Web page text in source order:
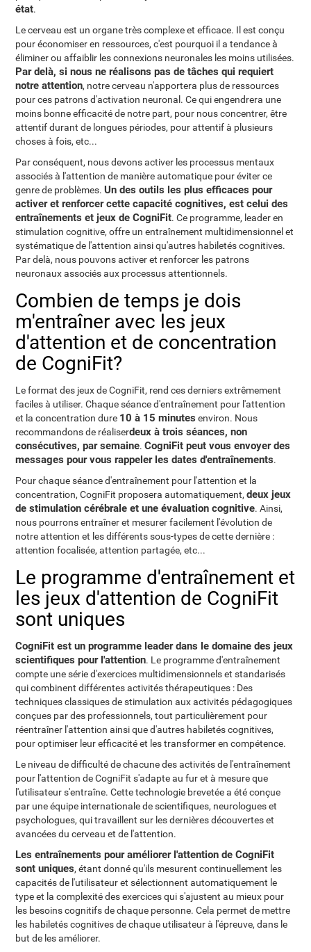
état.
Le cerveau est un organe très complexe et efficace. Il est conçu
pour économiser en ressources, c'est pourquoi il a tendance à
éliminer ou affaiblir les connexions neuronales les moins utilisées.
Par delà, si nous ne réalisons pas de tâches qui requiert
notre attention, notre cerveau n'apportera plus de ressources
pour ces patrons d'activation neuronal. Ce qui engendrera une
moins bonne efficacité de notre part, pour nous concentrer, être
attentif durant de longues périodes, pour attentif à plusieurs
choses à fois, etc...
Par conséquent, nous devons activer les processus mentaux
associés à l'attention de manière automatique pour éviter ce
genre de problèmes.Un des outils les plus efficaces pour
activer et renforcer cette capacité cognitives, est celui des
entraînements et jeux de CogniFit. Ce programme, leader en
stimulation cognitive, offre un entraînement multidimensionnel et
systématique de l'attention ainsi qu'autres habiletés cognitives.
Par delà, nous pouvons activer et renforcer les patrons
neuronaux associés aux processus attentionnels.
Combien de temps je dois
m'entraîner avec les jeux
d'attention et de concentration
de CogniFit?
Le format des jeux de CogniFit, rend ces derniers extrêmement
faciles à utiliser. Chaque séance d'entraînement pour l'attention
et la concentration dure 10 à 15 minutes environ. Nous
recommandons de réaliserdeux à trois séances, non
consécutives, par semaine.CogniFit peut vous envoyer des
messages pour vous rappeler les dates d'entraînements.
Pour chaque séance d'entraînement pour l'attention et la
concentration, CogniFit proposera automatiquement,deux jeux
de stimulation cérébrale et une évaluation cognitive. Ainsi,
nous pourrons entraîner et mesurer facilement l'évolution de
notre attention et les différents sous-types de cette dernière :
attention focalisée, attention partagée, etc...
Le programme d'entraînement et
les jeux d'attention de CogniFit
sont uniques
CogniFit est un programme leader dans le domaine des jeux
scientifiques pour l'attention. Le programme d'entraînement
compte une série d'exercices multidimensionnels et standarisés
qui combinent différentes activités thérapeutiques : Des
techniques classiques de stimulation aux activités pédagogiques
conçues par des professionnels, tout particulièrement pour
réentraîner l'attention ainsi que d'autres habiletés cognitives,
pour optimiser leur efficacité et les transformer en compétence.
Le niveau de difficulté de chacune des activités de l'entraînement
pour l'attention de CogniFit s'adapte au fur et à mesure que
l'utilisateur s'entraîne. Cette technologie brevetée a été conçue
par une équipe internationale de scientifiques, neurologues et
psychologues, qui travaillent sur les dernières découvertes et
avancées du cerveau et de l'attention.
Les entraînements pour améliorer l'attention de CogniFit
sont uniques, étant donné qu'ils mesurent continuellement les
capacités de l'utilisateur et sélectionnent automatiquement le
type et la complexité des exercices qui s'ajustent au mieux pour
les besoins cognitifs de chaque personne. Cela permet de mettre
les habiletés cognitives de chaque utilisateur à l'épreuve, dans le
but de les améliorer.